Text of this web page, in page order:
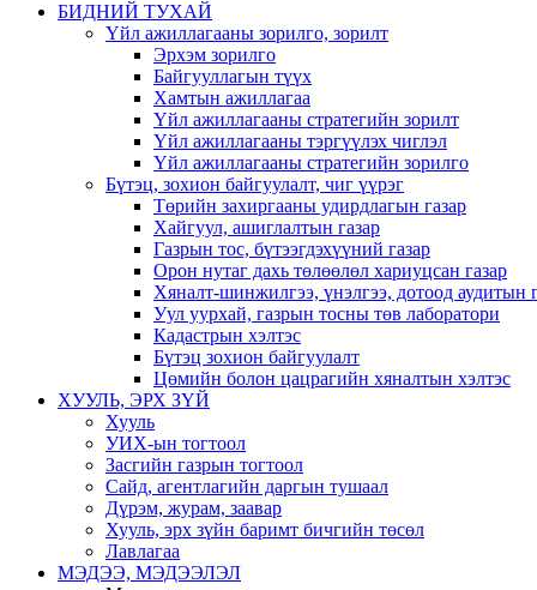
БИДНИЙ ТУХАЙ
Үйл ажиллагааны зорилго, зорилт
Эрхэм зорилго
Байгууллагын түүх
Хамтын ажиллагаа
Үйл ажиллагааны стратегийн зорилт
Үйл ажиллагааны тэргүүлэх чиглэл
Үйл ажиллагааны стратегийн зорилго
Бүтэц, зохион байгуулалт, чиг үүрэг
Төрийн захиргааны удирдлагын газар
Хайгуул, ашиглалтын газар
Газрын тос, бүтээгдэхүүний газар
Орон нутаг дахь төлөөлөл хариуцсан газар
Хяналт-шинжилгээ, үнэлгээ, дотоод аудитын
Уул уурхай, газрын тосны төв лаборатори
Кадастрын хэлтэс
Бүтэц зохион байгуулалт
Цөмийн болон цацрагийн хяналтын хэлтэс
ХУУЛЬ, ЭРХ ЗҮЙ
Хууль
УИХ-ын тогтоол
Засгийн газрын тогтоол
Сайд, агентлагийн даргын тушаал
Дүрэм, журам, заавар
Хууль, эрх зүйн баримт бичгийн төсөл
Лавлагаа
МЭДЭЭ, МЭДЭЭЛЭЛ